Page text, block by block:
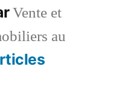
Vente et
au